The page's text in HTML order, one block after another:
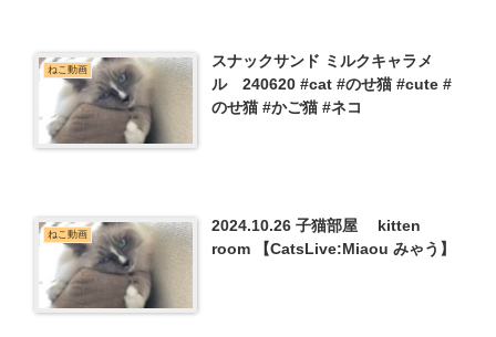
ねこ動画
スナックサンド ミルクキャラメ
ル 240620 #cat #のせ猫 #cute #
のせ猫 #かご猫 #ネコ
ねこ動画
2024.10.26 子猫部屋 kitten
room 【CatsLive:Miaou みゃう】